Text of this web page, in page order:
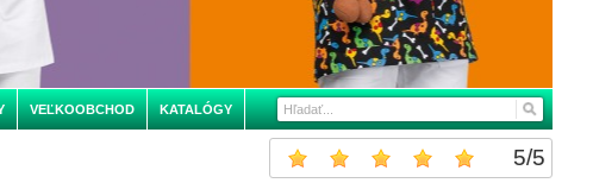
VEĽKOOBCHOD KATALÓGY
5/5